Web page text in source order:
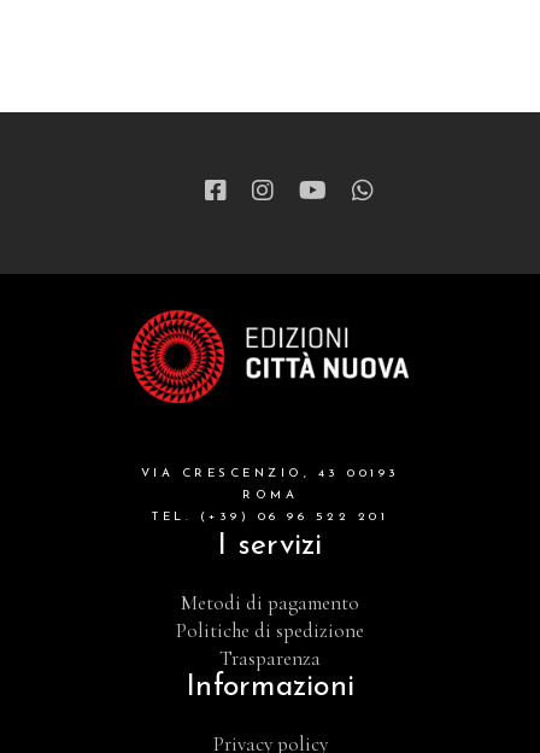
VIA CRESCENZIO, 43 00193
ROMA
TEL. (+39) 06 96 522 201
I servizi
Metodi di pagamento
Politiche di spedizione
Trasparenza
Informazioni
Privacy policy